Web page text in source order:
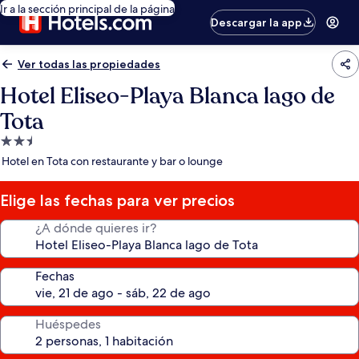
Ir a la sección principal de la página
Descargar la app
Ver todas las propiedades
Hotel Eliseo-Playa Blanca lago de
Tota
Propiedad
de
estrellas
Hotel en Tota con restaurante y bar o lounge
Elige las fechas para ver precios
¿A dónde quieres ir?
Fechas
Huéspedes